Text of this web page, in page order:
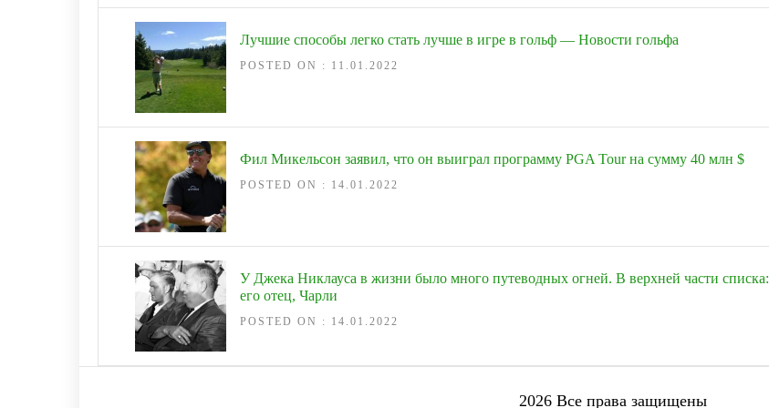
Лучшие способы легко стать лучше в игре в гольф — Новости гольфа
POSTED ON : 11.01.2022
Фил Микельсон заявил, что он выиграл программу PGA Tour на сумму 40 млн $
POSTED ON : 14.01.2022
У Джека Никлауса в жизни было много путеводных огней. В верхней части списка:
его отец, Чарли
POSTED ON : 14.01.2022
2026 Все права защищены